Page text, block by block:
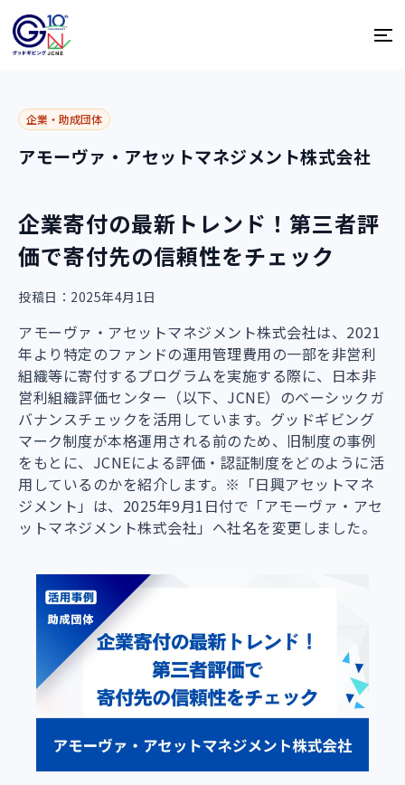
企業・助成団体
アモーヴァ・アセットマネジメント株式会社
企業寄付の最新トレンド！第三者評
価で寄付先の信頼性をチェック
投稿日：2025年4月1日
アモーヴァ・アセットマネジメント株式会社は、2021
年より特定のファンドの運用管理費用の一部を非営利
組織等に寄付するプログラムを実施する際に、日本非
営利組織評価センター（以下、JCNE）のベーシックガ
バナンスチェックを活用しています。グッドギビング
マーク制度が本格運用される前のため、旧制度の事例
をもとに、JCNEによる評価・認証制度をどのように活
用しているのかを紹介します。※「日興アセットマネ
ジメント」は、2025年9月1日付で「アモーヴァ・アセ
ットマネジメント株式会社」へ社名を変更しました。